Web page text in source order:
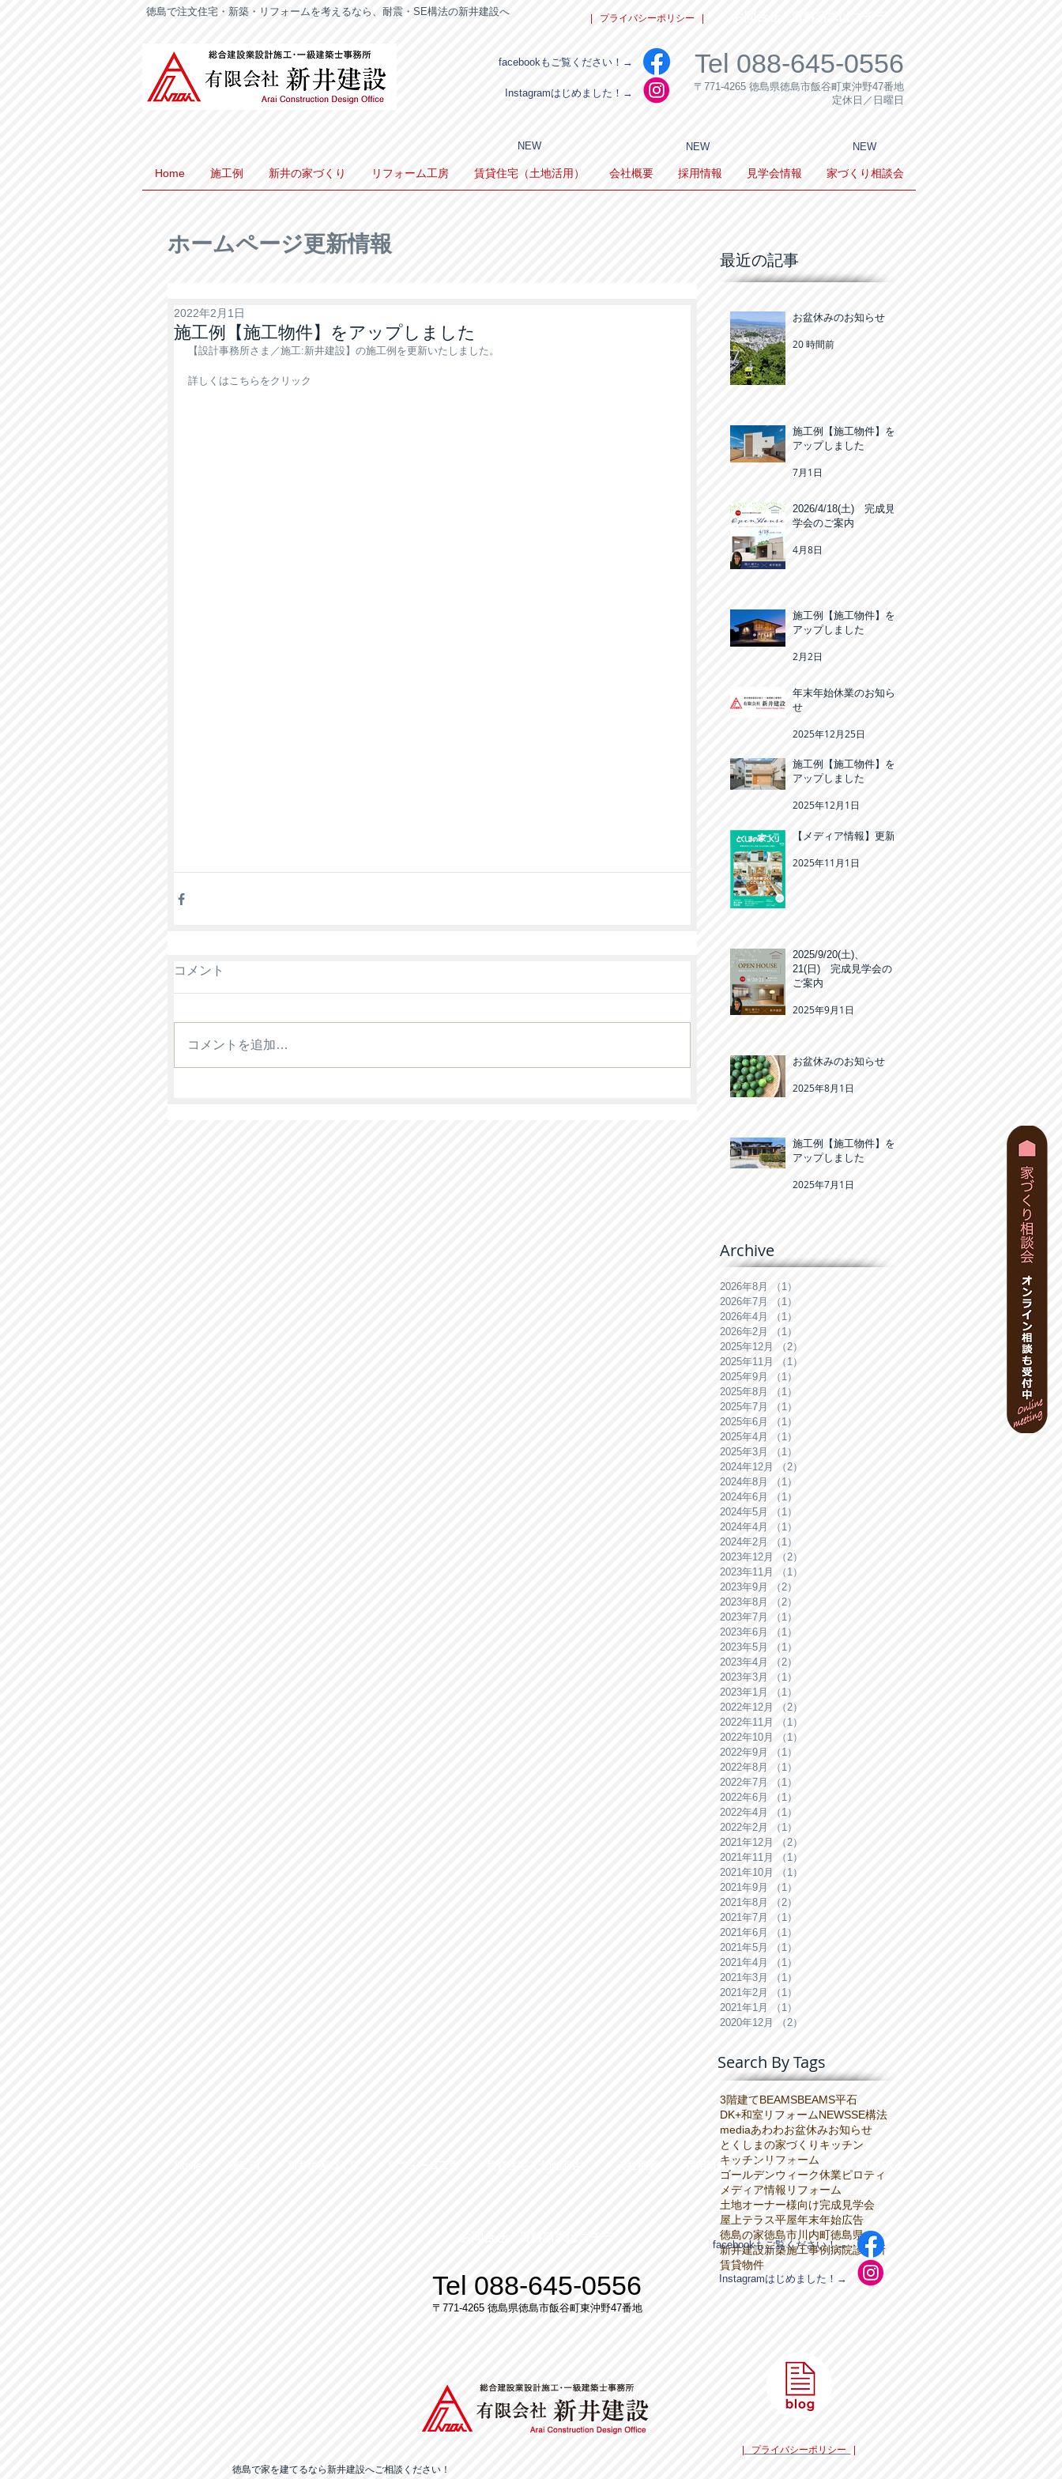
徳島で注文住宅・新築・リフォームを考えるなら、耐震・SE構法の新井建設へ
| プライバシーポリシー
facebookもご覧ください！→
Instagramはじめました！→
Tel 088-645-0556
〒771-4265 徳島県徳島市飯谷町東沖野47番地
定休日／日曜日
NEW NEW NEW
Home 施工例 新井の家づくり リフォーム工房 賃貸住宅（土地活用） 会社概要 採用情報 見学会情報 家づくり相談会
ホームページ更新情報
施工例【施工物件】をアップしました
2022年2月1日
【設計事務所さま／施工:新井建設】の施工例を更新いたしました。
詳しくはこちらをクリック
コメント
コメントを追加…
最近の記事
お盆休みのお知らせ
20 時間前
施工例【施工物件】を
アップしました
7月1日
2026/4/18(土) 完成見
学会のご案内
4月8日
施工例【施工物件】を
アップしました
2月2日
年末年始休業のお知ら
せ
2025年12月25日
施工例【施工物件】を
アップしました
2025年12月1日
【メディア情報】更新
2025年11月1日
2025/9/20(土)、
21(日) 完成見学会の
ご案内
2025年9月1日
お盆休みのお知らせ
2025年8月1日
施工例【施工物件】を
アップしました
2025年7月1日
Archive
2026年8月 （1）
2026年7月
（1）
2026年4月
（1）
2026年2月
（1）
2025年12月
（2）
2025年11月
（1）
2025年9月
（1）
2025年8月
（1）
2025年7月
（1）
2025年6月
（1）
2025年4月
（1）
2025年3月
（1）
2024年12月
（2）
2024年8月
（1）
2024年6月
（1）
2024年5月
（1）
2024年4月
（1）
2024年2月
（1）
2023年12月
（2）
2023年11月
（1）
2023年9月
（2）
2023年8月
（2）
2023年7月
（1）
2023年6月
（1）
2023年5月
（1）
2023年4月
（2）
2023年3月
（1）
2023年1月
（1）
2022年12月
（2）
2022年11月
（1）
2022年10月
（1）
2022年9月
（1）
2022年8月
（1）
2022年7月
（1）
2022年6月
（1）
2022年4月
（1）
2022年2月
（1）
2021年12月
（2）
2021年11月
（1）
2021年10月
（1）
2021年9月
（1）
2021年8月
（2）
2021年7月
（1）
2021年6月
（1）
2021年5月
（1）
2021年4月
（1）
2021年3月
（1）
2021年2月
（1）
2021年1月
（1）
2020年12月
（2）
Search By Tags
3階建てBEAMSBEAMS平石
DK+和室リフォームNEWSSE構法
mediaあわわお盆休みお知らせ
とくしまの家づくり キッチン
キッチンリフォーム
ゴールデンウィーク休業ピロティ
メディア情報 リフォーム
土地オーナー様向け完成見学会
屋上テラス平屋年末年始広告
徳島の家徳島市川内町徳島県
新井建設新築施工事例病院診療所
賃貸物件
採用情報 見学会情報
Tel 088-645-0556
〒771-4265 徳島県徳島市飯谷町東沖野47番地
facebookもご覧ください！→
Instagramはじめました！→
| プライバシーポリシー
徳島で家を建てるなら新井建設へご相談ください！